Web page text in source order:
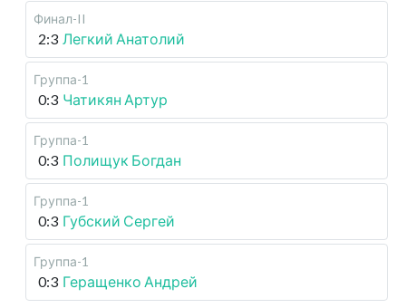
Финал-II
2:3 Легкий Анатолий
Группа-1
0:3 Чатикян Артур
Группа-1
0:3 Полищук Богдан
Группа-1
0:3 Губский Сергей
Группа-1
0:3 Геращенко Андрей